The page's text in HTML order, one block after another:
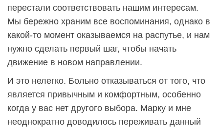
перестали соответствовать нашим интересам.
Мы бережно храним все воспоминания, однако в
какой-то момент оказываемся на распутье, и нам
нужно сделать первый шаг, чтобы начать
движение в новом направлении.
И это нелегко. Больно отказываться от того, что
является привычным и комфортным, особенно
когда у вас нет другого выбора. Марку и мне
неоднократно доводилось переживать данный